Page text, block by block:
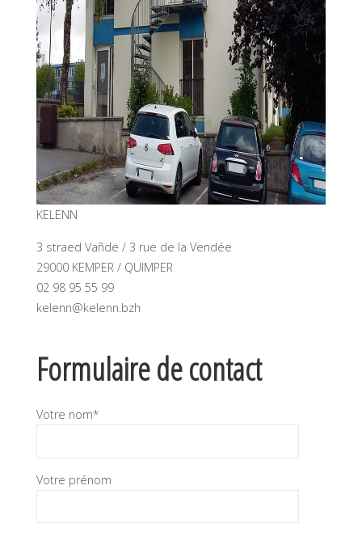
KELENN
3 straed Vañde / 3 rue de la Vendée
29000 KEMPER / QUIMPER
02 98 95 55 99
kelenn@kelenn.bzh
Formulaire de contact
Votre nom*
Votre prénom